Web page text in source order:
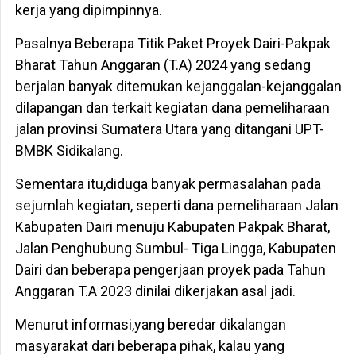
kerja yang dipimpinnya.
Pasalnya Beberapa Titik Paket Proyek Dairi-Pakpak
Bharat Tahun Anggaran (T.A) 2024 yang sedang
berjalan banyak ditemukan kejanggalan-kejanggalan
dilapangan dan terkait kegiatan dana pemeliharaan
jalan provinsi Sumatera Utara yang ditangani UPT-
BMBK Sidikalang.
Sementara itu,diduga banyak permasalahan pada
sejumlah kegiatan, seperti dana pemeliharaan Jalan
Kabupaten Dairi menuju Kabupaten Pakpak Bharat,
Jalan Penghubung Sumbul- Tiga Lingga, Kabupaten
Dairi dan beberapa pengerjaan proyek pada Tahun
Anggaran T.A 2023 dinilai dikerjakan asal jadi.
Menurut informasi,yang beredar dikalangan
masyarakat dari beberapa pihak, kalau yang